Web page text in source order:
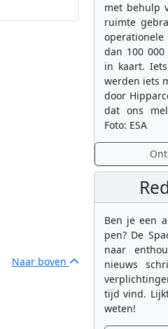
Naar boven
met behulp
ruimte
dan 100
in kaart.
werden iets
door
dat ons
Foto: ESA
Ben je een
pen? De
naar
nieuws
tijd vind.
weten!